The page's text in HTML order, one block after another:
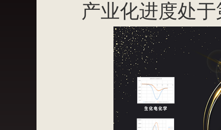
产业化进度处